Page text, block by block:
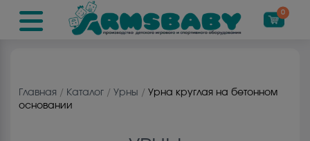
0
Главная / Каталог / Урны / Урна круглая на бетонном
основании